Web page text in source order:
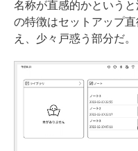
名称が直感的かという
の特徴はセットアップ
え、少々戸惑う部分だ。